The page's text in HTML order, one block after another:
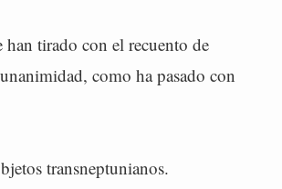
tirado con el recuento de
como ha pasado con
transneptunianos.